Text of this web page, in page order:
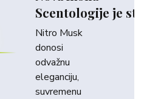
Scentologije je
Nitro Musk
donosi
odvažnu
eleganciju,
suvremenu